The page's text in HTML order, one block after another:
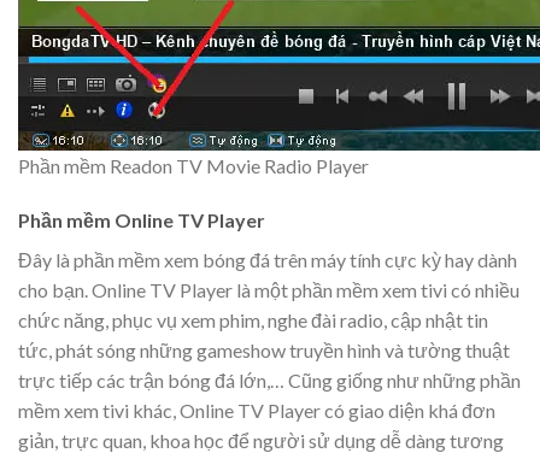
Phần mềm Readon TV Movie Radio Player
Phần mềm Online TV Player
Đây là phần mềm xem bóng đá trên máy tính cực kỳ hay dành
cho bạn. Online TV Player là một phần mềm xem tivi có nhiều
chức năng, phục vụ xem phim, nghe đài radio, cập nhật tin
tức, phát sóng những gameshow truyền hình và tường thuật
trực tiếp các trận bóng đá lớn,… Cũng giống như những phần
mềm xem tivi khác, Online TV Player có giao diện khá đơn
giản, trực quan, khoa học để người sử dụng dễ dàng tương